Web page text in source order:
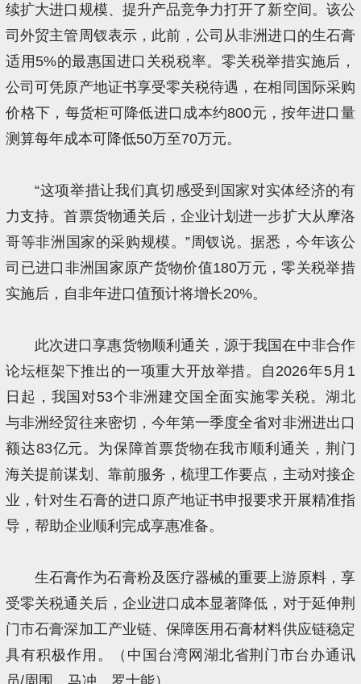
续扩大进口规模、提升产品竞争力打开了新空间。该公
司外贸主管周钗表示，此前，公司从非洲进口的生石膏
适用5%的最惠国进口关税税率。零关税举措实施后，
公司可凭原产地证书享受零关税待遇，在相同国际采购
价格下，每货柜可降低进口成本约800元，按年进口量
测算每年成本可降低50万至70万元。
“这项举措让我们真切感受到国家对实体经济的有
力支持。首票货物通关后，企业计划进一步扩大从摩洛
哥等非洲国家的采购规模。”周钗说。据悉，今年该公
司已进口非洲国家原产货物价值180万元，零关税举措
实施后，自非年进口值预计将增长20%。
此次进口享惠货物顺利通关，源于我国在中非合作
论坛框架下推出的一项重大开放举措。自2026年5月1
日起，我国对53个非洲建交国全面实施零关税。湖北
与非洲经贸往来密切，今年第一季度全省对非洲进出口
额达83亿元。为保障首票货物在我市顺利通关，荆门
海关提前谋划、靠前服务，梳理工作要点，主动对接企
业，针对生石膏的进口原产地证书申报要求开展精准指
导，帮助企业顺利完成享惠准备。
生石膏作为石膏粉及医疗器械的重要上游原料，享
受零关税通关后，企业进口成本显著降低，对于延伸荆
门市石膏深加工产业链、保障医用石膏材料供应链稳定
具有积极作用。（中国台湾网湖北省荆门市台办通讯
员/周围、马冲、罗士能）